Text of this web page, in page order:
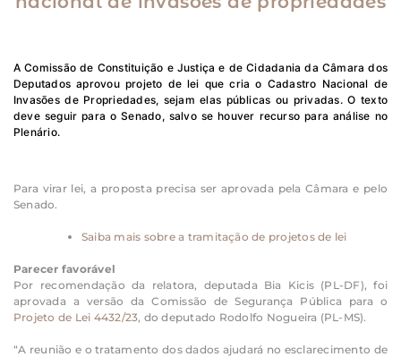
A Comissão de Constituição e Justiça e de Cidadania da Câmara dos
Deputados aprovou projeto de lei que cria o Cadastro Nacional de
Invasões de Propriedades, sejam elas públicas ou privadas. O texto
deve seguir para o Senado, salvo se houver recurso para análise no
Plenário.
Para virar lei, a proposta precisa ser aprovada pela Câmara e pelo
Senado.
Saiba mais sobre a tramitação de projetos de lei
Parecer favorável
Por recomendação da relatora, deputada Bia Kicis (PL-DF), foi
aprovada a versão da Comissão de Segurança Pública para o
Projeto de Lei 4432/23, do deputado Rodolfo Nogueira (PL-MS).
“A reunião e o tratamento dos dados ajudará no esclarecimento de